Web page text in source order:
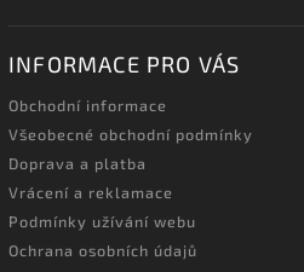
INFORMACE PRO VÁS
Obchodní informace
Všeobecné obchodní podmínky
Doprava a platba
Vrácení a reklamace
Podmínky užívání webu
Ochrana osobních údajů